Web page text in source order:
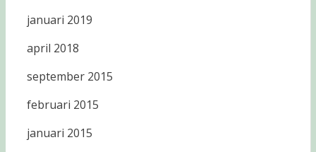
januari 2019
april 2018
september 2015
februari 2015
januari 2015